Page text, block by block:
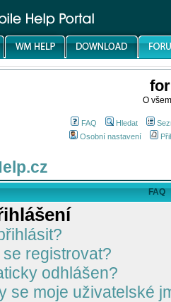
O
FAQ Hledat
Osobní nastavení
FAQ
registrovat?
odhlášen?
se moje uživatelské